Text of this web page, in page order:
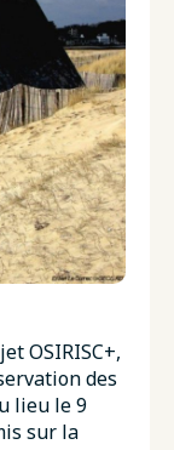
OSIRISC+,
des
lieu le 9
sur la